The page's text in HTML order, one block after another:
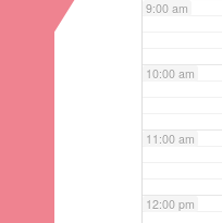
9:00 am
10:00 am
11:00 am
12:00 pm